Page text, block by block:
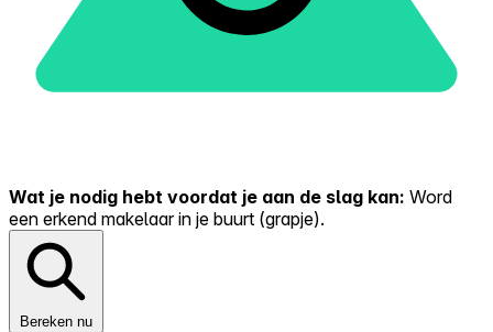
Wat je nodig hebt voordat je aan de slag kan: Word
een erkend makelaar in je buurt (grapje).
Bereken nu